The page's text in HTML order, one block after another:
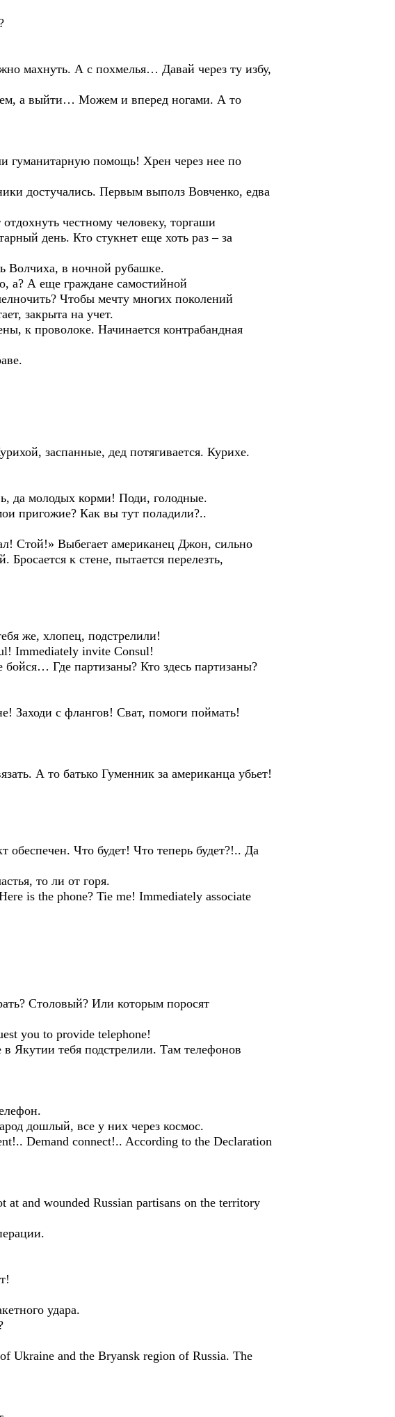
махнуть. А с похмелья… Давай через ту избу,
а выйти… Можем и вперед ногами. А то
помощь! Хрен через нее по
достучались. Первым выполз Вовченко, едва
честному человеку, торгаши
день. Кто стукнет еще хоть раз – за
Волчиха, в ночной рубашке.
А еще граждане самостийной
Чтобы мечту многих поколений
закрыта на учет.
к проволоке. Начинается контрабандная
заспанные, дед потягивается. Курихе.
да молодых корми! Поди, голодные.
пригожие? Как вы тут поладили?..
Стой!» Выбегает американец Джон, сильно
к стене, пытается перелезть,
же, хлопец, подстрелили!
Immediately invite Consul!
Где партизаны? Кто здесь партизаны?
с флангов! Сват, помоги поймать!
А то батько Гуменник за американца убьет!
Что будет! Что теперь будет?!.. Да
то ли от горя.
is the phone? Tie me! Immediately associate
Столовый? Или которым поросят
you to provide telephone!
тебя подстрелили. Там телефонов
дошлый, все у них через космос.
Demand connect!.. According to the Declaration
and wounded Russian partisans on the territory
удара.
and the Bryansk region of Russia. The